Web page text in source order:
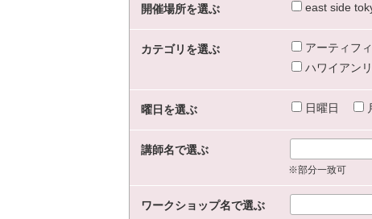
開催場所を選ぶ east side
カテゴリを選ぶ アーティフ
ハワイアン
曜日を選ぶ 日曜日
講師名で選ぶ
※部分一致可
ワークショップ名で選ぶ